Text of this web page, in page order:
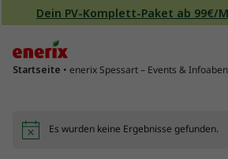
Direkt zum Inhalt wechseln
Dein PV-Komplett-Paket ab 99€/
Hauptnavigation
Startseite • enerix Spessart – Events &
HinweisEs wurden keine Ergebnisse gefunden.